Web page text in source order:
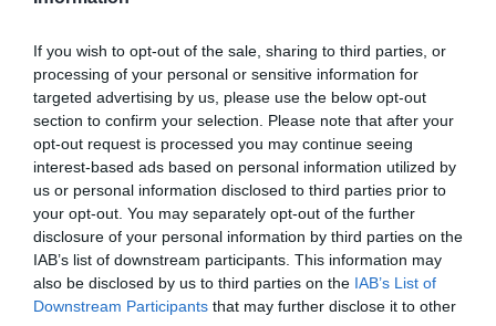
If you wish to opt-out of the sale, sharing to third parties, or
processing of your personal or sensitive information for
targeted advertising by us, please use the below opt-out
section to confirm your selection. Please note that after your
opt-out request is processed you may continue seeing
interest-based ads based on personal information utilized by
us or personal information disclosed to third parties prior to
your opt-out. You may separately opt-out of the further
disclosure of your personal information by third parties on the
IAB’s list of downstream participants. This information may
also be disclosed by us to third parties on the IAB’s List of
Downstream Participants that may further disclose it to other
Startup Hub
El festival también ha dado a conocer las 21
startups que participarán en el Startup Hub del
Sónar+D. De estas empresas emergentes, una
decena son catalanas, un par del Estado español
y el resto son del extranjero.